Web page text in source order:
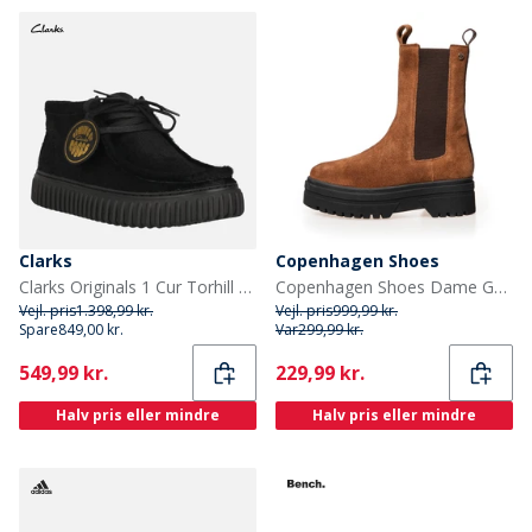
Clarks
Clarks Originals 1 Cur Torhill Hi G Støvler 1216B Black Int Leather
Vejl. pris1.398,99 kr.
Spare849,00 kr.
Current
549,99 kr.
Halv pris eller mindre
Copenhagen Shoes
Copenhagen Shoes Dame Gående Ruskind København Støvler 0241 Cognac
Vejl. pris999,99 kr.
Var299,99 kr.
Current
229,99 kr.
Halv pris eller mindre